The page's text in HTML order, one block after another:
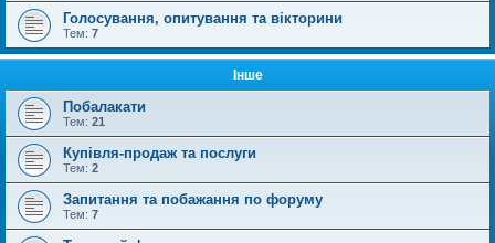
Голосування, опитування та вікторини
Тем: 7
Інше
Побалакати
Тем: 21
Купівля-продаж та послуги
Тем: 2
Запитання та побажання по форуму
Тем: 7